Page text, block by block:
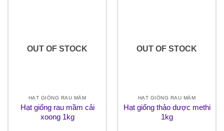
OUT OF STOCK
HẠT GIỐNG RAU MẦM
Hạt giống rau mầm cải
xoong 1kg
OUT OF STOCK
HẠT GIỐNG RAU MẦM
Hạt giống thảo dược methi
1kg